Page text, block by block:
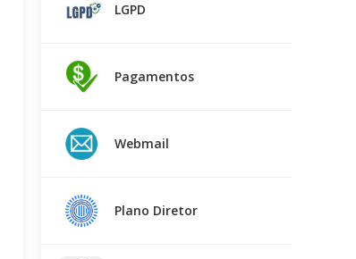
LGPD
Pagamentos
Webmail
Plano Diretor